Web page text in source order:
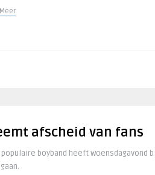
afscheid van fans
boyband heeft woensdagavond